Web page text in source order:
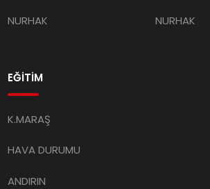
NURHAK NURHAK
EĞİTİM
K.MARAŞ
HAVA DURUMU
ANDIRIN